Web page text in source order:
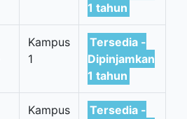
1 tahun
Kampus
1
Tersedia -
Dipinjamkan
1 tahun
Kampus
Tersedia -